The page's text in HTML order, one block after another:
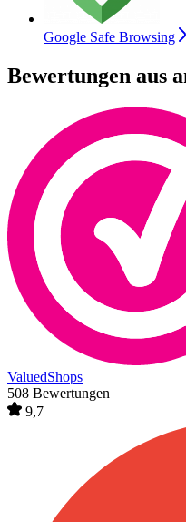
Google Safe Browsing
Bewertungen aus
ValuedShops
508 Bewertungen
9,7